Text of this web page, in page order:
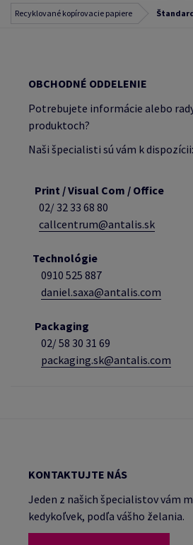
Recyklované kopírovacie papiere
OBCHODNÉ ODDELENIE
Potrebujete informácie alebo
produktoch?
Naši špecialisti sú vám k dispozícii:
Print / Visual Com / Office
02/ 32 33 68 80
callcentrum@antalis.sk
Technológie
0910 525 887
daniel.saxa@antalis.com
Packaging
02/58 30 31 69
packaging.sk@antalis.com
KONTAKTUJTE NÁS
Jeden z našich špecialistov vám
kedykoľvek, podľa vášho želania.